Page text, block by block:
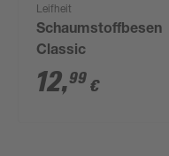
Leifheit
Schaumstoffbesen
Classic
12,99 €